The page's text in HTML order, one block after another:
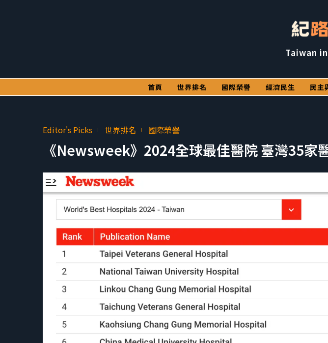
Taiwan
首頁 世界排名 國際榮譽 經濟民生 民主
Editor's Picks 世界排名 國際榮譽
《Newsweek》2024全球最佳醫院 臺灣35家